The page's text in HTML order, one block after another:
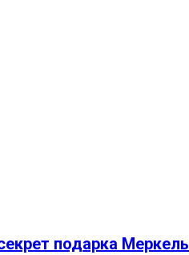
подарка Меркель